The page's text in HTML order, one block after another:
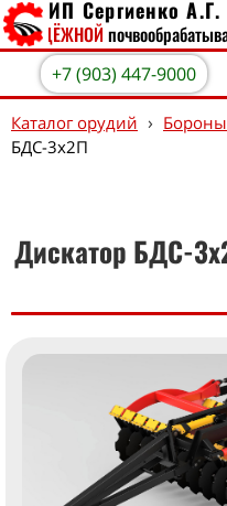
ИП Сергиенко А.Г.
НАДЁЖНОЙ
+7 (903) 447-9000
Каталог орудий ›
БДС-3х2П
Дискатор БДС-